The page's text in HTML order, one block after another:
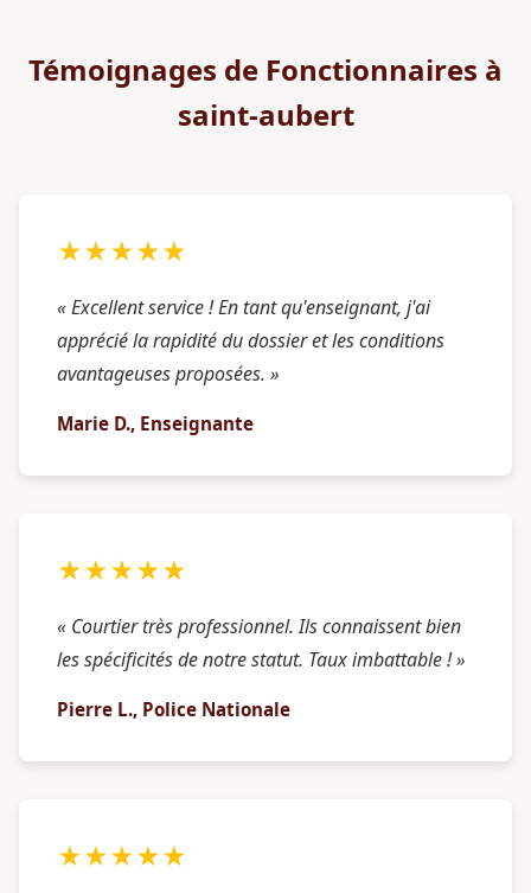
Témoignages de Fonctionnaires à
saint-aubert
★★★★★
« Excellent service ! En tant qu'enseignant, j'ai
apprécié la rapidité du dossier et les conditions
avantageuses proposées. »
Marie D., Enseignante
★★★★★
« Courtier très professionnel. Ils connaissent bien
les spécificités de notre statut. Taux imbattable ! »
Pierre L., Police Nationale
★★★★★